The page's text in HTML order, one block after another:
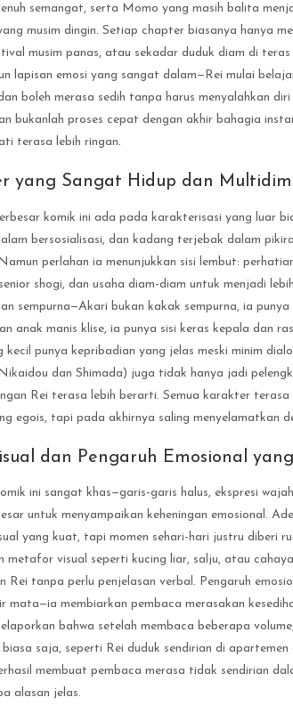
semangat, serta Momo yang masih balita
musim dingin. Setiap chapter biasanya hanya
musim panas, atau sekadar duduk diam di
lapisan emosi yang sangat dalam—Rei mulai
boleh merasa sedih tanpa harus menyalahkan
bukanlah proses cepat dengan akhir bahagia
terasa lebih ringan.
yang Sangat Hidup dan
komik ini ada pada karakterisasi yang luar
bersosialisasi, dan kadang terjebak dalam
perlahan ia menunjukkan sisi lembut:
shogi, dan usaha diam-diam untuk menjadi
sempurna—Akari bukan kakak sempurna, ia
anak manis klise, ia punya sisi keras kepala dan
kecil punya kepribadian yang jelas meski minim
dan Shimada) juga tidak hanya jadi
Rei terasa lebih berarti. Semua karakter
egois, tapi pada akhirnya saling menyelamatkan
dan Pengaruh Emosional
ini sangat khas—garis-garis halus, ekspresi
untuk menyampaikan keheningan emosional.
yang kuat, tapi momen sehari-hari justru diberi
metafor visual seperti kucing liar, salju, atau
Rei tanpa perlu penjelasan verbal. Pengaruh
mata—ia membiarkan pembaca merasakan
bahwa setelah membaca beberapa
biasa saja, seperti Rei duduk sendirian di
membuat pembaca merasa tidak sendirian
alasan jelas.